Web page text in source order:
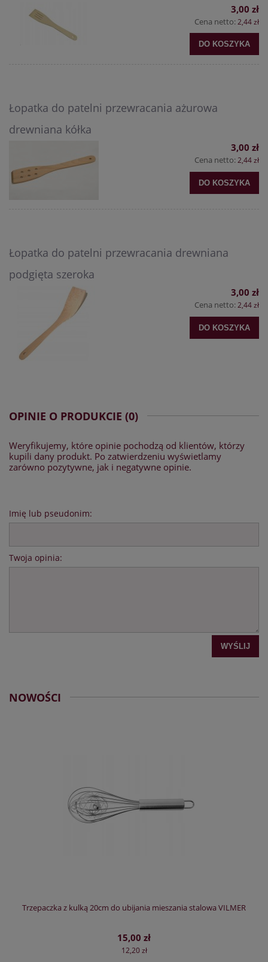
3,00 zł
Cena netto:2,44 zł
DO KOSZYKA
Łopatka do patelni przewracania ażurowa
drewniana kółka
3,00 zł
Cena netto:2,44 zł
DO KOSZYKA
Łopatka do patelni przewracania drewniana
podgięta szeroka
3,00 zł
Cena netto:2,44 zł
DO KOSZYKA
OPINIE O PRODUKCIE (0)
Weryfikujemy, które opinie pochodzą od klientów, którzy
kupili dany produkt. Po zatwierdzeniu wyświetlamy
zarówno pozytywne, jak i negatywne opinie.
Imię lub pseudonim:
Twoja opinia:
WYŚLIJ
NOWOŚCI
Trzepaczka z kulką 20cm do ubijania mieszania stalowa VILMER
15,00 zł
12,20 zł